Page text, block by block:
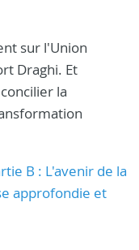
sur l'Union
Draghi. Et
la
B : L'avenir de la
approfondie et